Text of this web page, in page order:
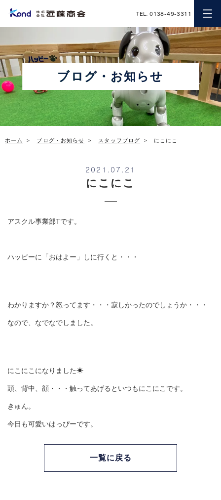
近藤商会
TEL. 0138-49-3311
ブログ・お知らせ
ホーム ブログ・お知らせ スタッフブログ にこにこ
2021.07.21
にこにこ
アスクル事業部Tです。
ハッピーに「おはよー」しに行くと・・・
わかりますか？怒ってます・・・寂しかったのでしょうか・・・
なので、なでなでしました。
にこにこになりました☀
頭、背中、顔・・・触ってあげるといつもにこにこです。
きゅん。
今日も可愛いはっぴーです。
一覧に戻る